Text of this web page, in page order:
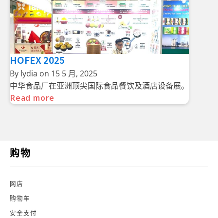
HOFEX 2025
By lydia on 15 5 月, 2025
中华食品厂在亚洲顶尖国际食品餐饮及酒店设备展。
Read more
购物
网店
购物车
安全支付